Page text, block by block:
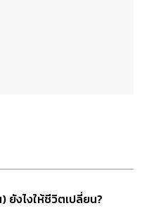
งไงให้ชีวิตเปลี่ยน?